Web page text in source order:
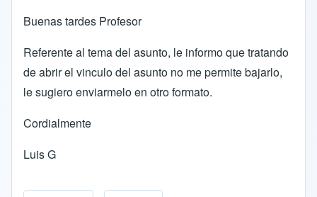
Buenas tardes Profesor
Referente al tema del asunto, le informo que tratando
de abrir el vinculo del asunto no me permite bajarlo,
le sugiero enviarmelo en otro formato.
Cordialmente
Luis G